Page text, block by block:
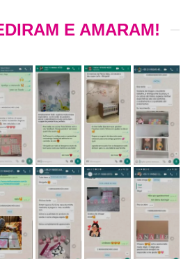
E AMARAM!